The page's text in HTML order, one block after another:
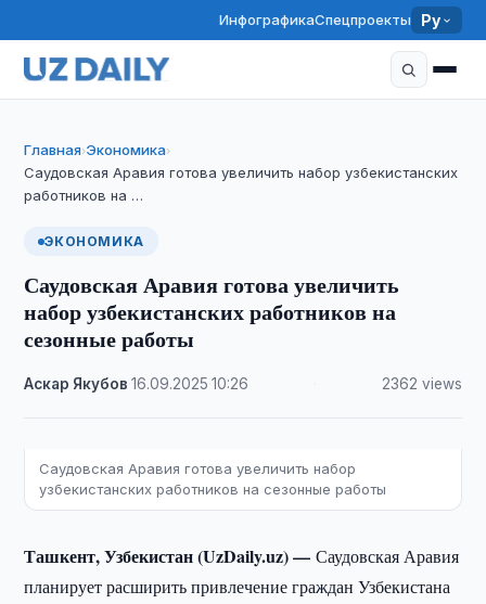
ИнфографикаСпецпроекты Ру
Главная›Экономика›
Саудовская Аравия готова увеличить набор узбекистанских
работников на …
ЭКОНОМИКА
Саудовская Аравия готова увеличить
набор узбекистанских работников на
сезонные работы
Аскар Якубов ·16.09.2025 ·10:26 2362 views
Саудовская Аравия готова увеличить набор
узбекистанских работников на сезонные работы
Ташкент, Узбекистан (UzDaily.uz) —Саудовская Аравия
планирует расширить привлечение граждан Узбекистана